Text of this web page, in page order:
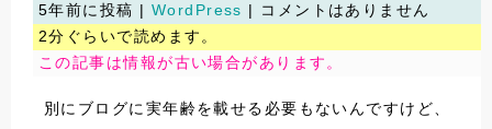
5年前に投稿 | WordPress
| コメントはありません
2分ぐらいで読めます。
この記事は情報が古い場合があります。
別にブログに実年齢を載せる必要もないんですけど、